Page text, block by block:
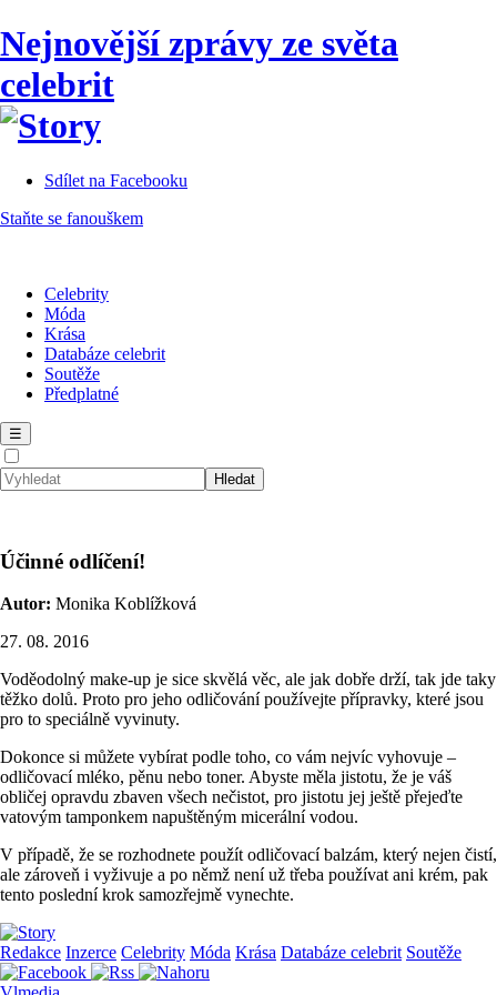
Nejnovější zprávy ze světa
celebrit
Sdílet na Facebooku
Staňte se fanouškem
Celebrity
Móda
Krása
Databáze celebrit
Soutěže
Předplatné
☰
Účinné odlíčení!
Autor: Monika Koblížková
27. 08. 2016
Voděodolný make-up je sice skvělá věc, ale jak dobře drží, tak jde taky
těžko dolů. Proto pro jeho odličování používejte přípravky, které jsou
pro to speciálně vyvinuty.
Dokonce si můžete vybírat podle toho, co vám nejvíc vyhovuje –
odličovací mléko, pěnu nebo toner. Abyste měla jistotu, že je váš
obličej opravdu zbaven všech nečistot, pro jistotu jej ještě přejeďte
vatovým tamponkem napuštěným micerální vodou.
V případě, že se rozhodnete použít odličovací balzám, který nejen čistí,
ale zároveň i vyživuje a po němž není už třeba používat ani krém, pak
tento poslední krok samozřejmě vynechte.
Redakce Inzerce Celebrity Móda Krása Databáze celebrit Soutěže